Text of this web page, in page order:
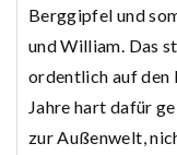
Berggipfel und
und William. Das
ordentlich auf den
Jahre hart dafür
zur Außenwelt,